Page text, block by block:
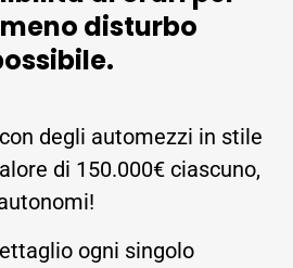
disturbo
degli automezzi in stile
di 150.000€ ciascuno,
ogni singolo